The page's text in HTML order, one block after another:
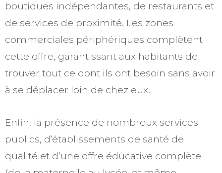
boutiques indépendantes, de restaurants et
de services de proximité. Les zones
commerciales périphériques complètent
cette offre, garantissant aux habitants de
trouver tout ce dont ils ont besoin sans avoir
à se déplacer loin de chez eux.
Enfin, la présence de nombreux services
publics, d’établissements de santé de
qualité et d’une offre éducative complète